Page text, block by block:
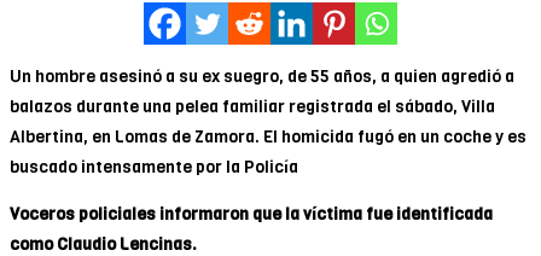
Un hombre asesinó a su ex suegro, de 55 años, a quien agredió a
balazos durante una pelea familiar registrada el sábado, Villa
Albertina, en Lomas de Zamora. El homicida fugó en un coche y es
buscado intensamente por la Policía
Voceros policiales informaron que la víctima fue identificada
como Claudio Lencinas.